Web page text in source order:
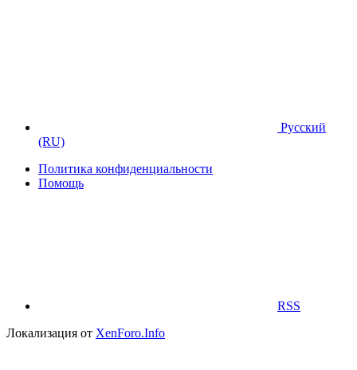
Русский
(RU)
Политика конфиденциальности
Помощь
RSS
Локализация от XenForo.Info